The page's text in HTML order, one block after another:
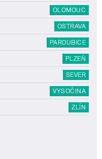
OLOMOUC
OSTRAVA
PARDUBICE
PLZEŇ
SEVER
VYSOČINA
ZLÍN